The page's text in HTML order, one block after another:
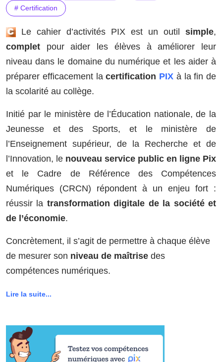
# Certification
Le cahier d’activités PIX est un outil simple,
complet pour aider les élèves à améliorer leur
niveau dans le domaine du numérique et les aider à
préparer efficacement lacertification PIX à la fin de
la scolarité au collège.
Initié par le ministère de l’Éducation nationale, de la
Jeunesse et des Sports, et le ministère de
l’Enseignement supérieur, de la Recherche et de
l’Innovation, le nouveau service public en ligne Pix
et le Cadre de Référence des Compétences
Numériques (CRCN) répondent à un enjeu fort :
réussir la transformation digitale de la société et
de l’économie.
Concrètement, il s’agit de permettre à chaque élève
de mesurer son niveau de maîtrise des
compétences numériques.
Lire la suite...